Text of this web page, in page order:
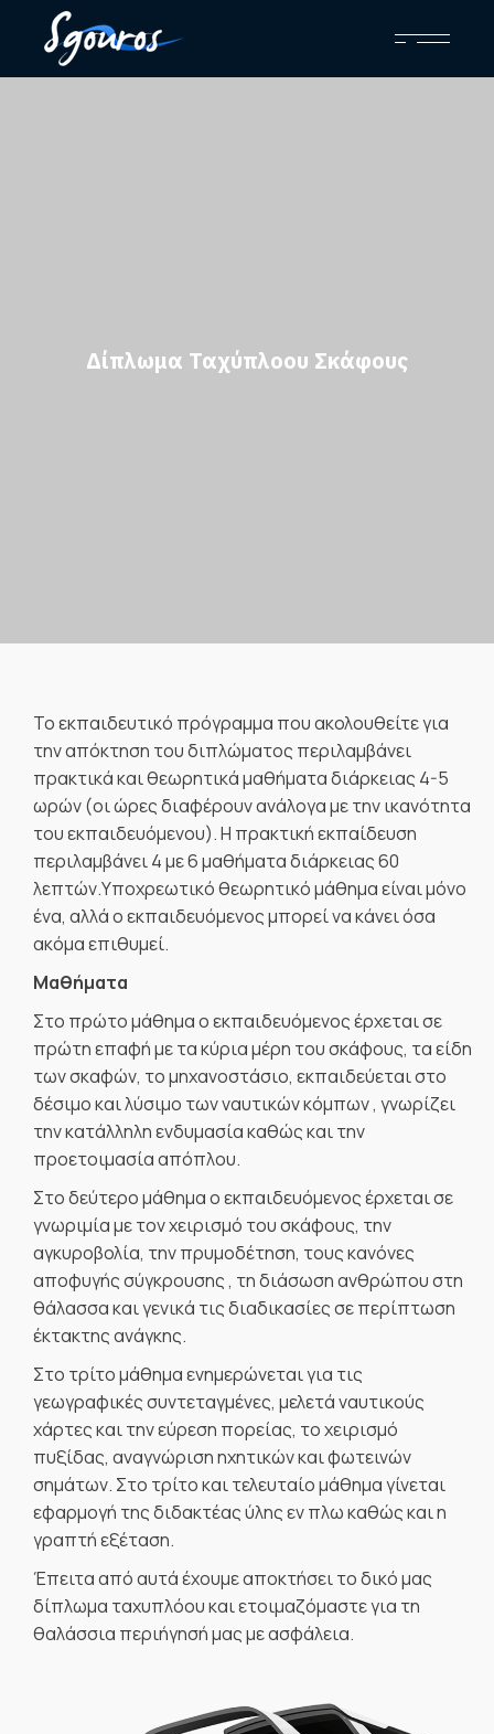
Δίπλωμα Ταχύπλοου Σκάφους
Το εκπαιδευτικό πρόγραμμα που ακολουθείτε για
την απόκτηση του διπλώματος περιλαμβάνει
πρακτικά και θεωρητικά μαθήματα διάρκειας 4-5
ωρών (οι ώρες διαφέρουν ανάλογα με την ικανότητα
του εκπαιδευόμενου). Η πρακτική εκπαίδευση
περιλαμβάνει 4 με 6 μαθήματα διάρκειας 60
λεπτών.Υποχρεωτικό θεωρητικό μάθημα είναι μόνο
ένα, αλλά ο εκπαιδευόμενος μπορεί να κάνει όσα
ακόμα επιθυμεί.
Μαθήματα
Στο πρώτο μάθημα ο εκπαιδευόμενος έρχεται σε
πρώτη επαφή με τα κύρια μέρη του σκάφους, τα είδη
των σκαφών, το μηχανοστάσιο, εκπαιδεύεται στο
δέσιμο και λύσιμο των ναυτικών κόμπων , γνωρίζει
την κατάλληλη ενδυμασία καθώς και την
προετοιμασία απόπλου.
Στο δεύτερο μάθημα ο εκπαιδευόμενος έρχεται σε
γνωριμία με τον χειρισμό του σκάφους, την
αγκυροβολία, την πρυμοδέτηση, τους κανόνες
αποφυγής σύγκρουσης , τη διάσωση ανθρώπου στη
θάλασσα και γενικά τις διαδικασίες σε περίπτωση
έκτακτης ανάγκης.
Στο τρίτο μάθημα ενημερώνεται για τις
γεωγραφικές συντεταγμένες, μελετά ναυτικούς
χάρτες και την εύρεση πορείας, το χειρισμό
πυξίδας, αναγνώριση ηχητικών και φωτεινών
σημάτων. Στο τρίτο και τελευταίο μάθημα γίνεται
εφαρμογή της διδακτέας ύλης εν πλω καθώς και η
γραπτή εξέταση.
Έπειτα από αυτά έχουμε αποκτήσει το δικό μας
δίπλωμα ταχυπλόου και ετοιμαζόμαστε για τη
θαλάσσια περιήγησή μας με ασφάλεια.